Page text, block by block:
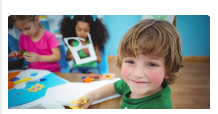
raku ter potrebo po strožjem urejanju zaščite delavcev na
prostem pred nevarnim ultravijoličnim sevanjem. Zaradi
velikega števila tujih udeležencev je celoten program potekal v
angleščini.